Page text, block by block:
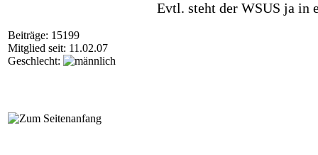
Beiträge: 15199
Mitglied seit: 11.02.07
Geschlecht:
Evtl. steht der WSUS ja in